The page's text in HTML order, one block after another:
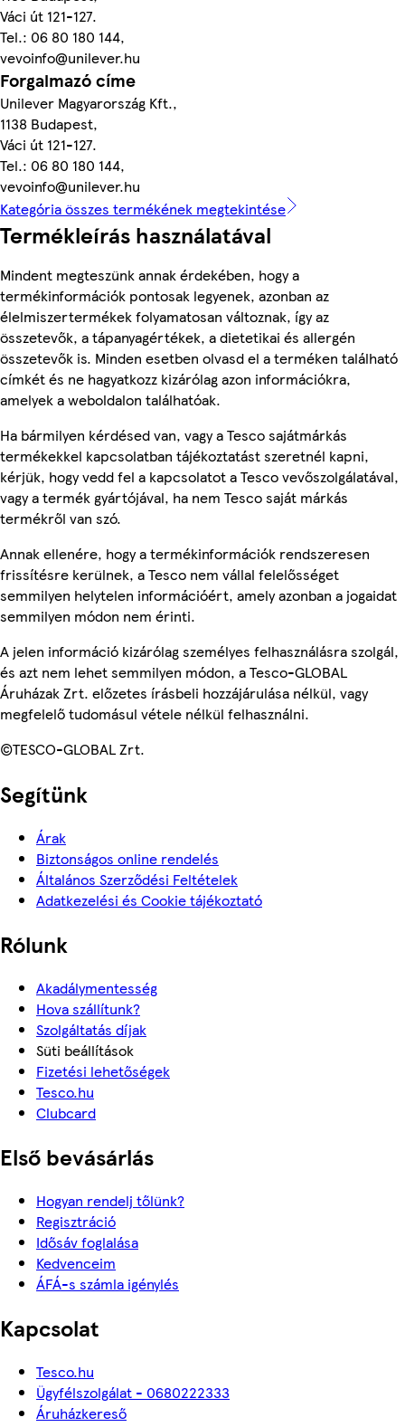
Váci út 121-127.
Tel.: 06 80 180 144,
vevoinfo@unilever.hu
Forgalmazó címe
Unilever Magyarország Kft.,
1138 Budapest,
Váci út 121-127.
Tel.: 06 80 180 144,
vevoinfo@unilever.hu
Kategória összes termékének megtekintése
Termékleírás használatával
Mindent megteszünk annak érdekében, hogy a
termékinformációk pontosak legyenek, azonban az
élelmiszertermékek folyamatosan változnak, így az
összetevők, a tápanyagértékek, a dietetikai és allergén
összetevők is. Minden esetben olvasd el a terméken található
címkét és ne hagyatkozz kizárólag azon információkra,
amelyek a weboldalon találhatóak.
Ha bármilyen kérdésed van, vagy a Tesco sajátmárkás
termékekkel kapcsolatban tájékoztatást szeretnél kapni,
kérjük, hogy vedd fel a kapcsolatot a Tesco vevőszolgálatával,
vagy a termék gyártójával, ha nem Tesco saját márkás
termékről van szó.
Annak ellenére, hogy a termékinformációk rendszeresen
frissítésre kerülnek, a Tesco nem vállal felelősséget
semmilyen helytelen információért, amely azonban a jogaidat
semmilyen módon nem érinti.
A jelen információ kizárólag személyes felhasználásra szolgál,
és azt nem lehet semmilyen módon, a Tesco-GLOBAL
Áruházak Zrt. előzetes írásbeli hozzájárulása nélkül, vagy
megfelelő tudomásul vétele nélkül felhasználni.
©TESCO-GLOBAL Zrt.
Segítünk
Árak
Biztonságos online rendelés
Általános Szerződési Feltételek
Adatkezelési és Cookie tájékoztató
Rólunk
Akadálymentesség
Hova szállítunk?
Szolgáltatás díjak
Süti beállítások
Fizetési lehetőségek
Tesco.hu
Clubcard
Első bevásárlás
Hogyan rendelj tőlünk?
Regisztráció
Idősáv foglalása
Kedvenceim
ÁFÁ-s számla igénylés
Kapcsolat
Tesco.hu
Ügyfélszolgálat - 0680222333
Áruházkereső